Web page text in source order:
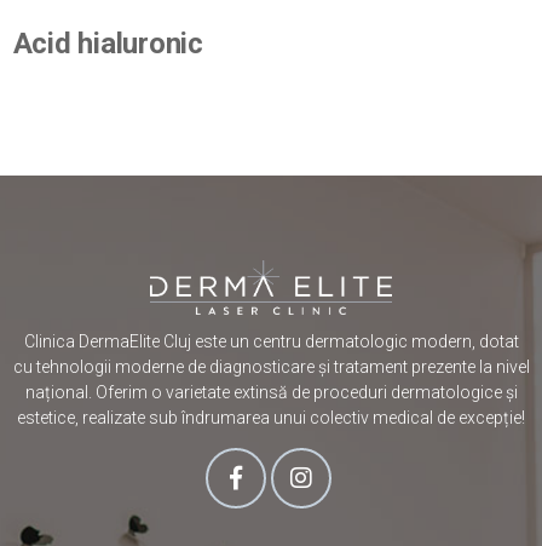
Acid hialuronic
Clinica DermaElite Cluj este un centru dermatologic modern, dotat
cu tehnologii moderne de diagnosticare și tratament prezente la nivel
național. Oferim o varietate extinsă de proceduri dermatologice și
estetice, realizate sub îndrumarea unui colectiv medical de excepție!